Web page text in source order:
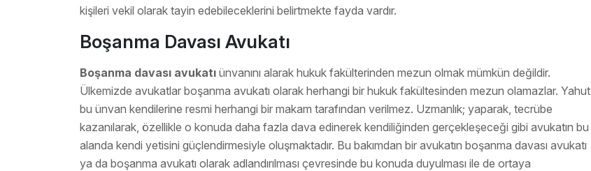
kişileri vekil olarak tayin edebileceklerini belirtmekte fayda vardır.
Boşanma Davası Avukatı
Boşanma davası avukatı ünvanını alarak hukuk fakülterinden mezun olmak mümkün değildir.
Ülkemizde avukatlar boşanma avukatı olarak herhangi bir hukuk fakültesinden mezun olamazlar. Yahut
bu ünvan kendilerine resmi herhangi bir makam tarafından verilmez. Uzmanlık; yaparak, tecrübe
kazanılarak, özellikle o konuda daha fazla dava edinerek kendiliğinden gerçekleşeceği gibi avukatın bu
alanda kendi yetisini güçlendirmesiyle oluşmaktadır. Bu bakımdan bir avukatın boşanma davası avukatı
ya da boşanma avukatı olarak adlandırılması çevresinde bu konuda duyulması ile de ortaya